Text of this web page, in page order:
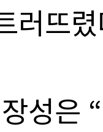
러뜨
성은